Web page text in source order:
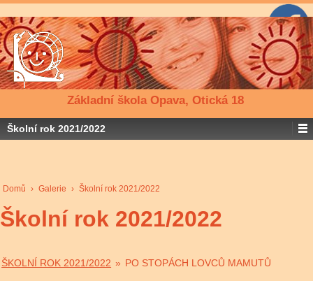
Základní škola Opava, Otická 18
Školní rok 2021/2022
Domů › Galerie › Školní rok 2021/2022
Školní rok 2021/2022
ŠKOLNÍ ROK 2021/2022 » PO STOPÁCH LOVCŮ MAMUTŮ